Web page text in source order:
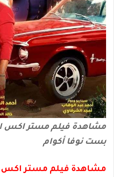
مشاهدة فيلم مستر اكس
بست نوفا أكوام
مشاهدة فيلم مستر اكس